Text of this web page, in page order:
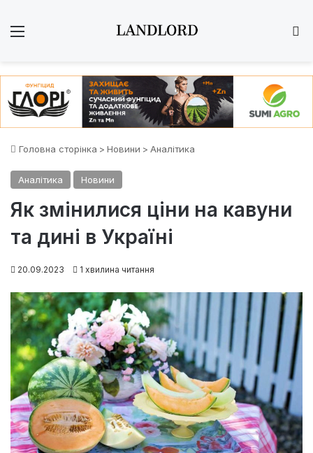
Головна сторінка > Новини > Аналітика
Аналітика Новини
Як змінилися ціни на кавуни
та дині в Україні
20.09.2023 1 хвилина читання